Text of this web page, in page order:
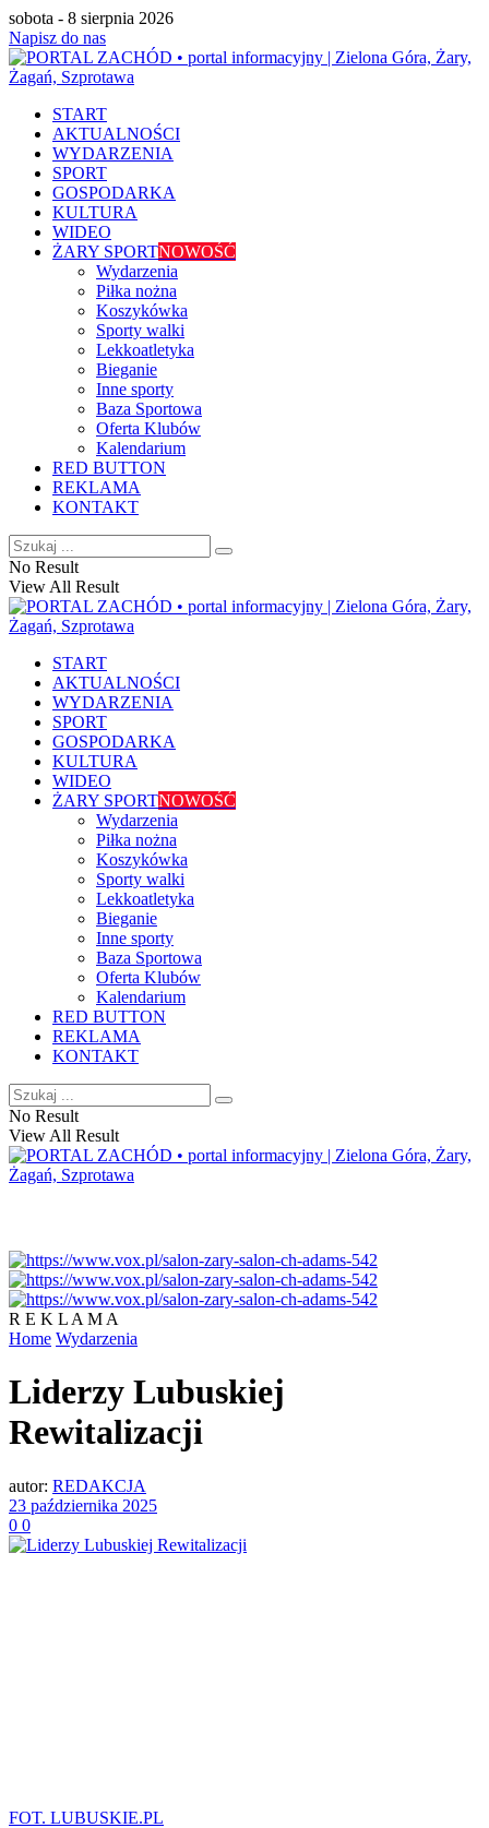
sobota - 8 sierpnia 2026
Napisz do nas
START
AKTUALNOŚCI
WYDARZENIA
SPORT
GOSPODARKA
KULTURA
WIDEO
ŻARY SPORTNOWOŚĆ
Wydarzenia
Piłka nożna
Koszykówka
Sporty walki
Lekkoatletyka
Bieganie
Inne sporty
Baza Sportowa
Oferta Klubów
Kalendarium
RED BUTTON
REKLAMA
KONTAKT
No Result
View All Result
START
AKTUALNOŚCI
WYDARZENIA
SPORT
GOSPODARKA
KULTURA
WIDEO
ŻARY SPORTNOWOŚĆ
Wydarzenia
Piłka nożna
Koszykówka
Sporty walki
Lekkoatletyka
Bieganie
Inne sporty
Baza Sportowa
Oferta Klubów
Kalendarium
RED BUTTON
REKLAMA
KONTAKT
No Result
View All Result
R E K L A M A
Home Wydarzenia
Liderzy Lubuskiej
Rewitalizacji
autor: REDAKCJA
23 października 2025
0 0
FOT. LUBUSKIE.PL